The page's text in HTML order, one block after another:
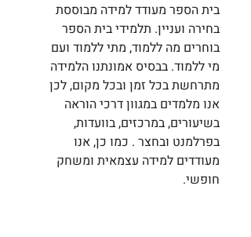
בית הספר מעודד למידה מבוססת
בחירה ועניין. תלמידי בית הספר
בוחרים מה ללמוד, מתי ללמוד ועם
מי ללמוד. בבסיס אמונתנו הלמידה
מתרחשת בכל זמן ובכל מקום, לכן
אנו מלמדים במגוון דרכי הוראה
בשיעורים, במרכזים, בוועדות,
בפרלמנט ובחצר . כמו כן, אנו
מעודדים למידה עצמאית ומשחק
חופשי.